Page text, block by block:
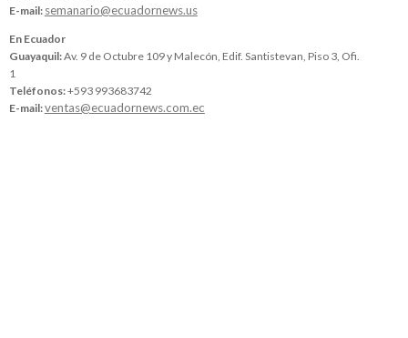
E-mail: semanario@ecuadornews.us
En Ecuador
Guayaquil:Av. 9 de Octubre 109 y Malecón, Edif. Santistevan, Piso 3, Ofi.
1
Teléfonos:+593 993683742
E-mail:ventas@ecuadornews.com.ec